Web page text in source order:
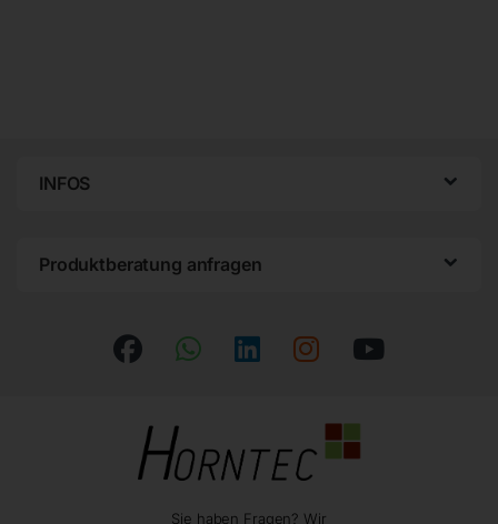
INFOS
Produktberatung anfragen
Sie haben Fragen? Wir